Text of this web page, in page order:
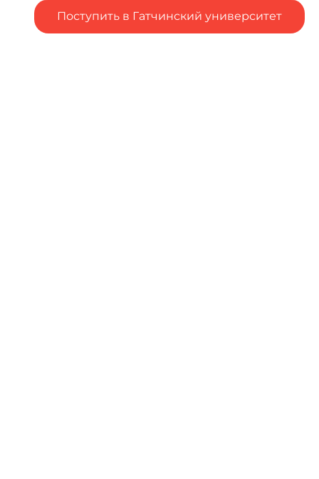
Поступить в Гатчинский университет